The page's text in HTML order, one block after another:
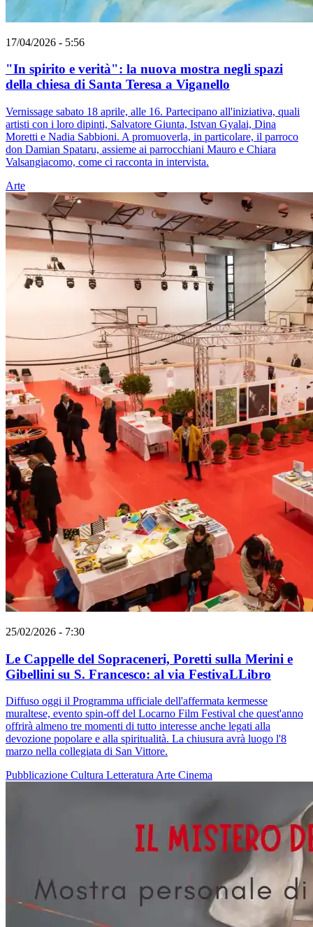
17/04/2026 - 5:56
"In spirito e verità": la nuova mostra negli spazi
della chiesa di Santa Teresa a Viganello
Vernissage sabato 18 aprile, alle 16. Partecipano all'iniziativa, quali
artisti con i loro dipinti, Salvatore Giunta, Istvan Gyalai, Dina
Moretti e Nadia Sabbioni. A promuoverla, in particolare, il parroco
don Damian Spataru, assieme ai parrocchiani Mauro e Chiara
Valsangiacomo, come ci racconta in intervista.
Arte
25/02/2026 - 7:30
Le Cappelle del Sopraceneri, Poretti sulla Merini e
Gibellini su S. Francesco: al via FestivaLLibro
Diffuso oggi il Programma ufficiale dell'affermata kermesse
muraltese, evento spin-off del Locarno Film Festival che quest'anno
offrirà almeno tre momenti di tutto interesse anche legati alla
devozione popolare e alla spiritualità. La chiusura avrà luogo l'8
marzo nella collegiata di San Vittore.
Pubblicazione Cultura LetteraturaArte Cinema